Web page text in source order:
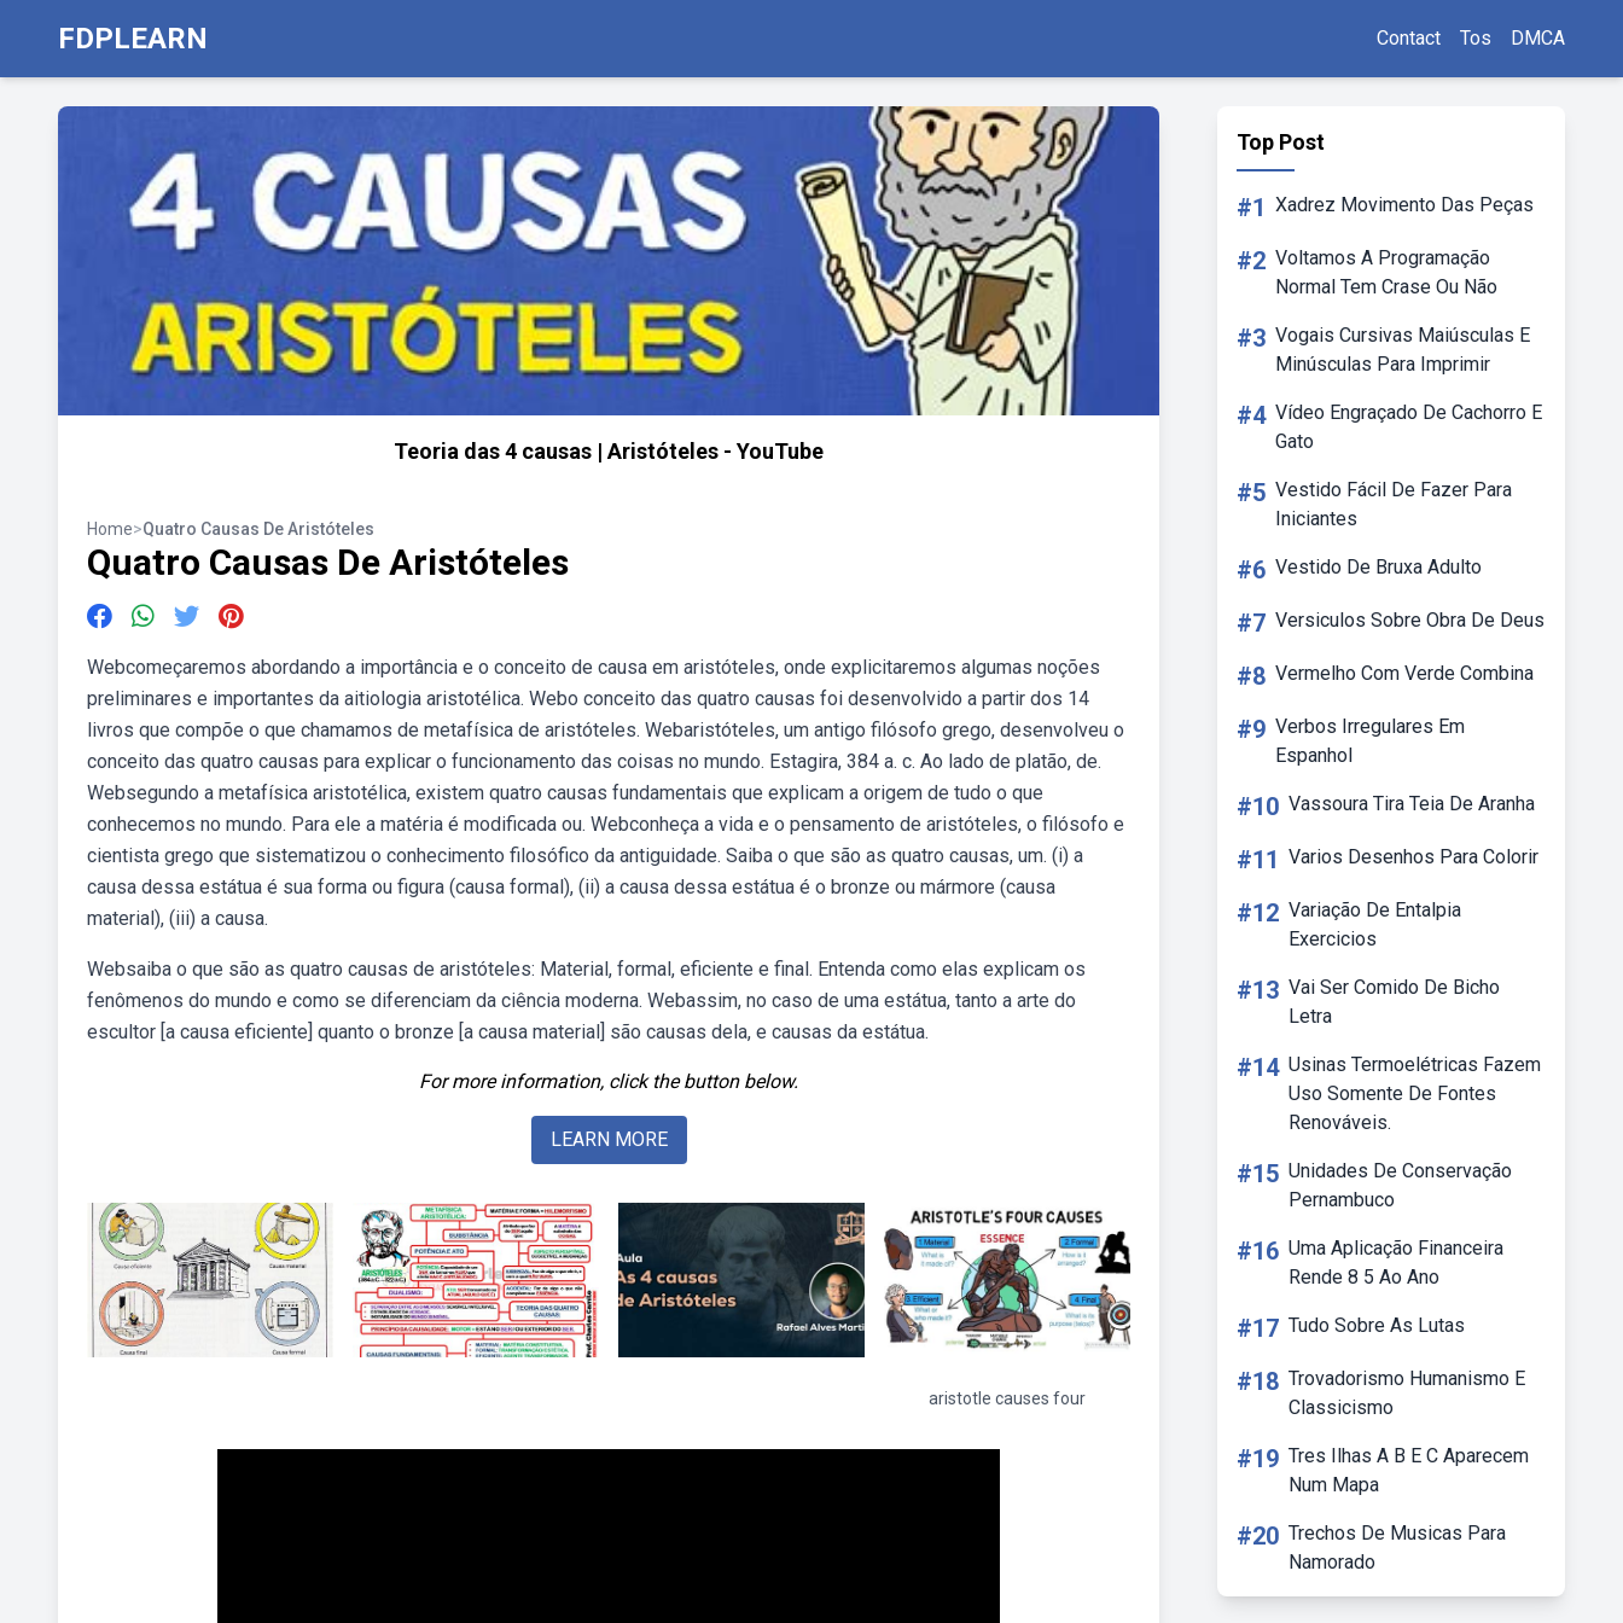
FDPLEARN Contact Tos DMCA
Teoria das 4 causas | Aristóteles - YouTube
Home>Quatro Causas De Aristóteles
Quatro Causas De Aristóteles
Webcomeçaremos abordando a importância e o conceito de causa em aristóteles, onde explicitaremos algumas noções
preliminares e importantes da aitiologia aristotélica. Webo conceito das quatro causas foi desenvolvido a partir dos 14
livros que compõe o que chamamos de metafísica de aristóteles. Webaristóteles, um antigo filósofo grego, desenvolveu o
conceito das quatro causas para explicar o funcionamento das coisas no mundo. Estagira, 384 a. c. Ao lado de platão, de.
Websegundo a metafísica aristotélica, existem quatro causas fundamentais que explicam a origem de tudo o que
conhecemos no mundo. Para ele a matéria é modificada ou. Webconheça a vida e o pensamento de aristóteles, o filósofo e
cientista grego que sistematizou o conhecimento filosófico da antiguidade. Saiba o que são as quatro causas, um. (i) a
causa dessa estátua é sua forma ou figura (causa formal), (ii) a causa dessa estátua é o bronze ou mármore (causa
material), (iii) a causa.
Websaiba o que são as quatro causas de aristóteles: Material, formal, eficiente e final. Entenda como elas explicam os
fenômenos do mundo e como se diferenciam da ciência moderna. Webassim, no caso de uma estátua, tanto a arte do
escultor [a causa eficiente] quanto o bronze [a causa material] são causas dela, e causas da estátua.
For more information, click the button below.
LEARN MORE
aristotle causes four
Top Post
#1 Xadrez Movimento Das Peças
#2 Voltamos A Programação
Normal Tem Crase Ou Não
#3 Vogais Cursivas Maiúsculas E
Minúsculas Para Imprimir
#4 Vídeo Engraçado De Cachorro E
Gato
#5 Vestido Fácil De Fazer Para
Iniciantes
#6 Vestido De Bruxa Adulto
#7 Versiculos Sobre Obra De Deus
#8 Vermelho Com Verde Combina
#9 Verbos Irregulares Em
Espanhol
#10 Vassoura Tira Teia De Aranha
#11 Varios Desenhos Para Colorir
#12 Variação De Entalpia
Exercicios
#13 Vai Ser Comido De Bicho
Letra
#14 Usinas Termoelétricas Fazem
Uso Somente De Fontes
Renováveis.
#15 Unidades De Conservação
Pernambuco
#16 Uma Aplicação Financeira
Rende 8 5 Ao Ano
#17 Tudo Sobre As Lutas
#18 Trovadorismo Humanismo E
Classicismo
#19 Tres Ilhas A B E C Aparecem
Num Mapa
#20 Trechos De Musicas Para
Namorado